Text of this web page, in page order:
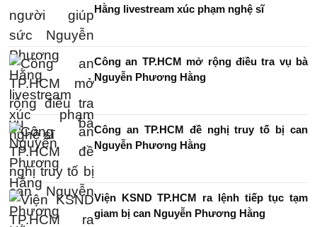
Hằng livestream xúc phạm nghệ sĩ
Công an TP.HCM mở rộng điều tra vụ bà
Nguyễn Phương Hằng
Công an TP.HCM đề nghị truy tố bị can
Nguyễn Phương Hằng
Viện KSND TP.HCM ra lệnh tiếp tục tạm
giam bị can Nguyễn Phương Hằng